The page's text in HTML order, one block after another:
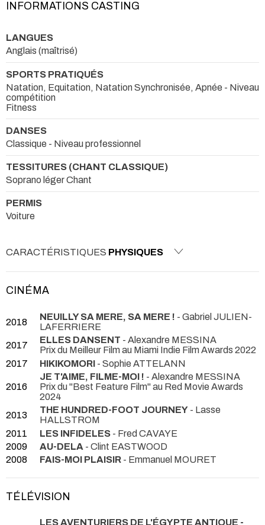
INFORMATIONS CASTING
LANGUES
Anglais (maîtrisé)
SPORTS PRATIQUÉS
Natation, Equitation, Natation Synchronisée, Apnée - Niveau
compétition
Fitness
DANSES
Classique - Niveau professionnel
TESSITURES (CHANT CLASSIQUE)
Soprano léger Chant
PERMIS
Voiture
CARACTÉRISTIQUES PHYSIQUES
CINÉMA
2018 NEUILLY SA MERE, SA MERE ! - Gabriel JULIEN-
LAFERRIERE
2017
ELLES DANSENT - Alexandre MESSINA
Prix du Meilleur Film au Miami Indie Film Awards 2022
2017
HIKIKOMORI - Sophie ATTELANN
2016
JE T'AIME, FILME-MOI ! - Alexandre MESSINA
Prix du "Best Feature Film" au Red Movie Awards
2024
2013
THE HUNDRED-FOOT JOURNEY - Lasse
HALLSTROM
2011
LES INFIDELES - Fred CAVAYE
2009
AU-DELA - Clint EASTWOOD
2008
FAIS-MOI PLAISIR - Emmanuel MOURET
TÉLÉVISION
LES AVENTURIERS DE L'ÉGYPTE ANTIQUE -